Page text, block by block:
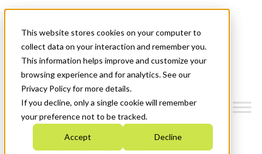
This website stores cookies on your computer to
collect data on your interaction and remember you.
This information helps improve and customize your
browsing experience and for analytics. See our
Privacy Policy for more details.
If you decline, only a single cookie will remember
your preference not to be tracked.
Accept Decline
News & Events
Get Started
Menu
Who We Are
Strategic Plan 2026-2030